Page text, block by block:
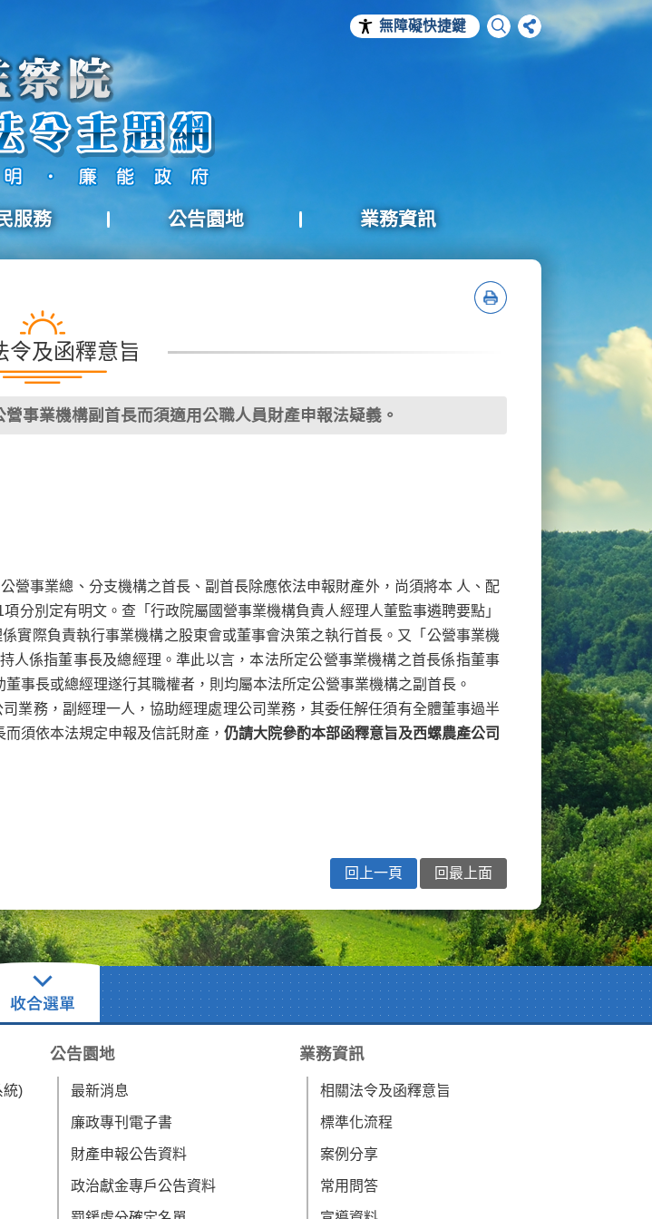
無障礙快捷鍵
服務 公告園地 業務資訊
令及函釋意旨
事業機構副首長而須適用公職人員財產申報法疑義。
營事業總、分支機構之首長、副首長除應依法申報財產外，尚須將本 人、配
分別定有明文。查「行政院屬國營事業機構負責人經理人董監事遴聘要點」
實際負責執行事業機構之股東會或董事會決策之執行首長。又「公營事業機
人係指董事長及總經理。準此以言，本法所定公營事業機構之首長係指董事
事長或總經理遂行其職權者，則均屬本法所定公營事業機構之副首長。
業務，副經理一人，協助經理處理公司業務，其委任解任須有全體董事過半
須依本法規定申報及信託財產， 仍請大院參酌本部函釋意旨及西螺農產公司
回上一頁 回最上面
統)
公告園地
最新消息
廉政專刊電子書
財產申報公告資料
政治獻金專戶公告資料
業務資訊
相關法令及函釋意旨
標準化流程
案例分享
常用問答